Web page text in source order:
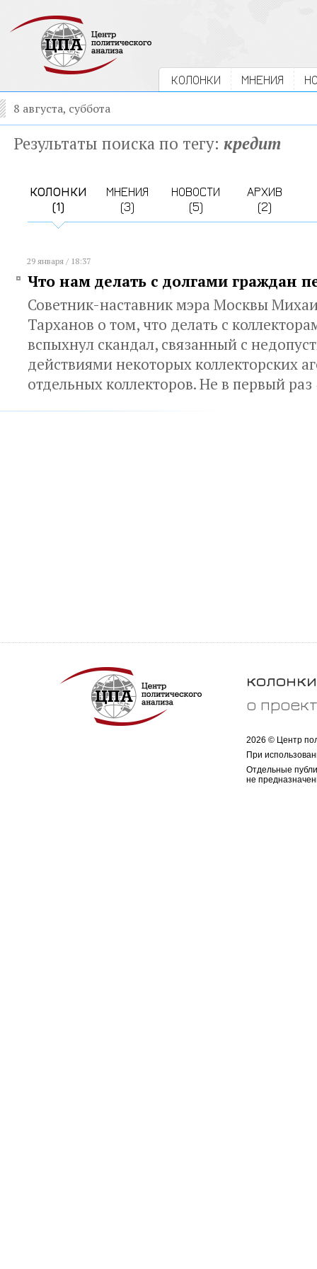
КОЛОНКИ МНЕНИЯ
8 августа, суббота
Результаты поиска по тегу: кредит
КОЛОНКИ
(1)
МНЕНИЯ
(3)
НОВОСТИ
(5)
АРХИВ
(2)
29 января / 18:37
Что нам делать с долгами граждан
Советник-наставник мэра Москвы
Тарханов о том, что делать с
вспыхнул скандал, связанный с
действиями некоторых коллекторских
отдельных коллекторов. Не в первый раз
колонки
о
2026 © Центр
При
Отдельные
не